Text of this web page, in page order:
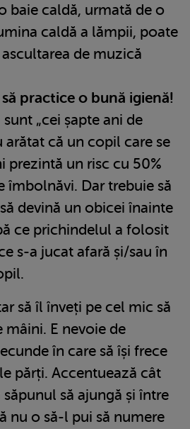
baie caldă, urmată de o
caldă a lămpii, poate
de muzică
practice o bună igienă!
„cei șapte ani de
arătat că un copil care se
prezintă un risc cu 50%
îmbolnăvi. Dar trebuie să
devină un obicei înainte
ce prichindelul a folosit
s-a jucat afară și/sau în
să îl înveți pe cel mic să
mâini. E nevoie de
în care să își frece
părți. Accentuează cât
să ajungă și între
nu o să-l pui să numere